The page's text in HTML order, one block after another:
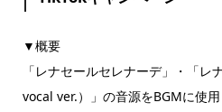
▼概要
「レナセールセレナーデ」・「
vocal ver.）」の音源をBGMに使